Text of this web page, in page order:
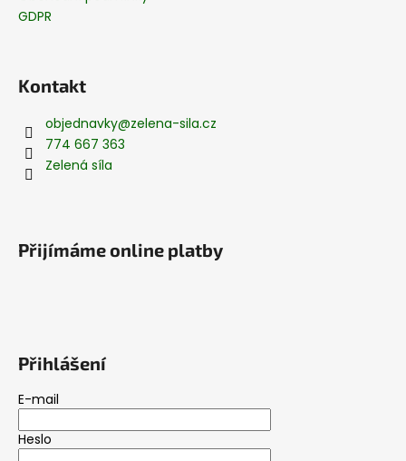
GDPR
Kontakt
objednavky@zelena-sila.cz
774 667 363
Zelená síla
Přijímáme online platby
Přihlášení
E-mail
Heslo